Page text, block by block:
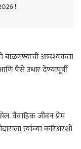
!
बाळगण्याची आवश्यकता
पैसे उधार देण्यापूर्वी
वैवाहिक जीवन प्रेम
त्यांच्या करिअरशी